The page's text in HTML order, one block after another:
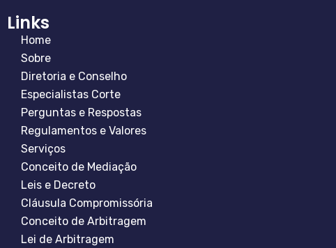
Links
Home
Sobre
Diretoria e Conselho
Especialistas Corte
Perguntas e Respostas
Regulamentos e Valores
Serviços
Conceito de Mediação
Leis e Decreto
Cláusula Compromissória
Conceito de Arbitragem
Lei de Arbitragem